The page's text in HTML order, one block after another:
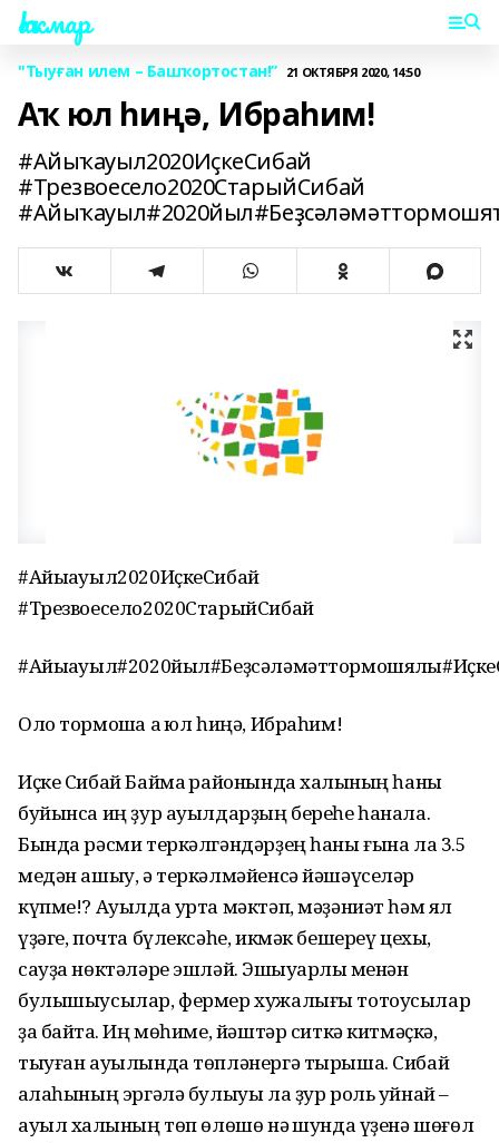
Һаҡмар
"Тыуған илем – Башҡортостан!” 21 ОКТЯБРЯ 2020, 14:50
Аҡ юл һиңә, Ибраһим!
#Айыҡауыл2020ИҫкеСибай
#Трезвоесело2020СтарыйСибай
#Айыҡауыл2020ИҫкеСибай
#Трезвоесело2020СтарыйСибай
Оло тормошҡа аҡ юл һиңә, Ибраһим!
Иҫке Сибай Баймаҡ районында халҡының һаны
буйынса иң ҙур ауылдарҙың береһе һанала.
Бында рәсми теркәлгәндәрҙең һаны ғына ла 3.5
медән ашыу, ә теркәлмәйенсә йәшәүселәр
күпме!? Ауылда урта мәктәп, мәҙәниәт һәм ял
үҙәге, почта бүлексәһе, икмәк бешереү цехы,
сауҙа нөктәләре эшләй. Эшҡыуарлыҡ менән
булышыусылар, фермер хужалығы тотоусылар
ҙа байтаҡ. Иң мөһиме, йәштәр ситкә китмәҫкә,
тыуған ауылында төпләнергә тырыша. Сибай
ҡалаһының эргәлә булыуы ла ҙур роль уйнай –
ауыл халҡының төп өлөшө нәҡ шунда үҙенә шөғөл